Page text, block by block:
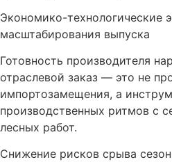
Экономико-технологические
масштабирования выпуска
Готовность производителя
отраслевой заказ — это не
импортозамещения, а
производственных ритмов с
лесных работ.
Снижение рисков срыва